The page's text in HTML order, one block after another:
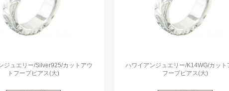
ジュエリー/Silver925/カットアウ
トフープピアス(大)
ハワイアンジュエリー/K14WG/カット
フープピアス(大)